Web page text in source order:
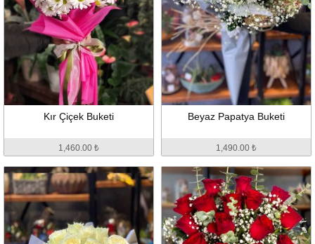
Kır Çiçek Buketi
1,460.00 ₺
Beyaz Papatya Buketi
1,490.00 ₺